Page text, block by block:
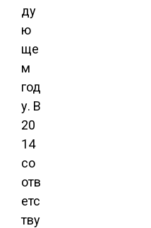
ду
ю
ще
м
год
у. В
20
14
со
отв
етс
тву